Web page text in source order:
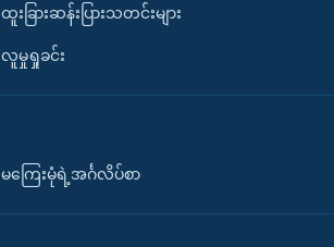
ထူးခြားဆန်းပြားသတင်းများ
လူမှုရှုခင်း
မကြေးမုံရဲ့အင်္ဂလိပ်စာ